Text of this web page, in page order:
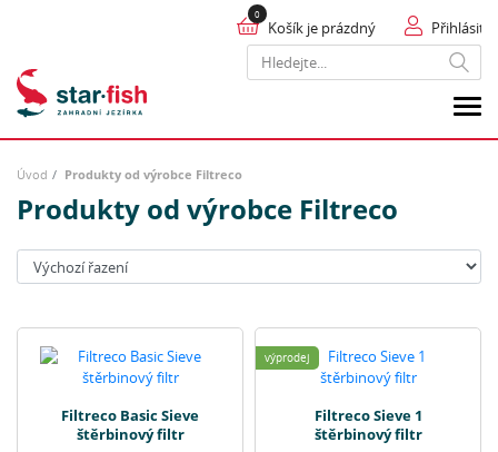
Hledat
Přihlásit
Košík je prázdný
Úvod Produkty od výrobce Filtreco
Produkty od výrobce Filtreco
Seřadit:
Filtreco Basic Sieve
štěrbinový filtr
výprodej
Filtreco Sieve 1
štěrbinový filtr